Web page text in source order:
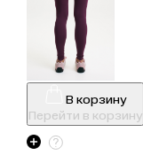
В корзину
Перейти в корзину